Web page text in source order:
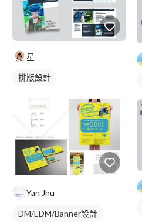
星
排版設計
Yan Jhu
DM/EDM/Banner設計